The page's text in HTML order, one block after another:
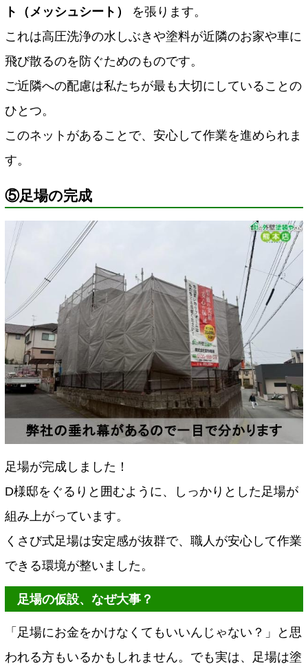
ト（メッシュシート）
を張ります。
これは高圧洗浄の水しぶきや塗料が近隣のお家や車に
飛び散るのを防ぐためのものです。
ご近隣への配慮は私たちが最も大切にしていることの
ひとつ。
このネットがあることで、安心して作業を進められま
す。
⑤足場の完成
足場が完成しました！
D様邸をぐるりと囲むように、しっかりとした足場が
組み上がっています。
くさび式足場は安定感が抜群で、職人が安心して作業
できる環境が整いました。
足場の仮設、なぜ大事？
「足場にお金をかけなくてもいいんじゃない？」と思
われる方もいるかもしれません。でも実は、足場は塗